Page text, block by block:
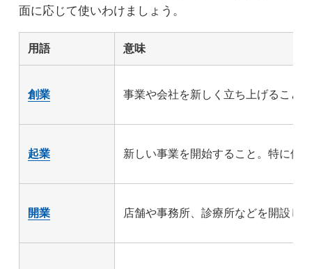
面に応じて使いわけましょう。
用語 意味
創業 事業や会社を新しく立ち上げること
起業 新しい事業を開始すること。特に個
開業 店舗や事務所、診療所などを開設し